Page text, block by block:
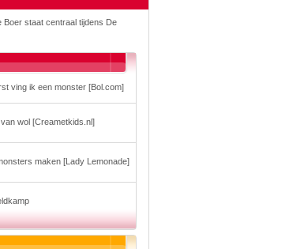
staat centraal tijdens De
ving ik een monster [Bol.com]
wol [Creametkids.nl]
maken [Lady Lemonade]